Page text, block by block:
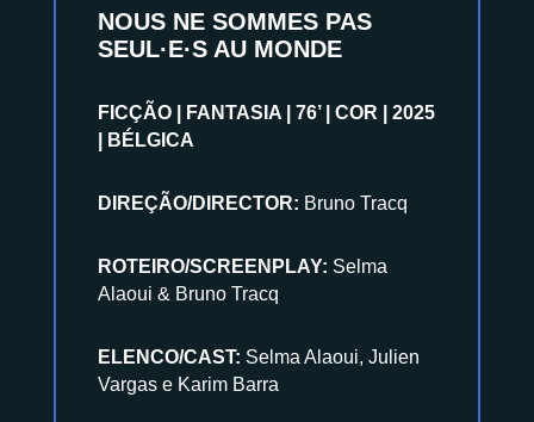
NOUS NE SOMMES PAS
SEUL·E·S AU MONDE
FICÇÃO | FANTASIA | 76’ | COR | 2025
| BÉLGICA
DIREÇÃO/DIRECTOR: Bruno Tracq
ROTEIRO/SCREENPLAY: Selma
Alaoui & Bruno Tracq
ELENCO/CAST: Selma Alaoui, Julien
Vargas e Karim Barra